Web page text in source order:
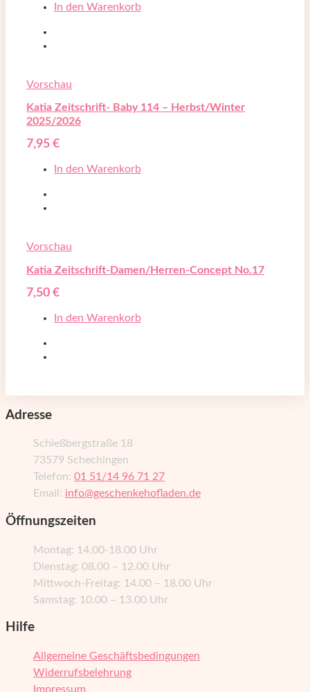
In den Warenkorb
Vorschau
Katia Zeitschrift- Baby 114 – Herbst/Winter
2025/2026
7,95 €
In den Warenkorb
Vorschau
Katia Zeitschrift-Damen/Herren-Concept No.17
7,50 €
In den Warenkorb
Adresse
Schießbergstraße 18
73579 Schechingen
Telefon: 01 51/14 96 71 27
Email: info@geschenkehofladen.de
Öffnungszeiten
Montag: 14.00-18.00 Uhr
Dienstag: 08.00 – 12.00 Uhr
Mittwoch-Freitag: 14.00 – 18.00 Uhr
Samstag: 10.00 – 13.00 Uhr
Hilfe
Allgemeine Geschäftsbedingungen
Widerrufsbelehrung
Impressum